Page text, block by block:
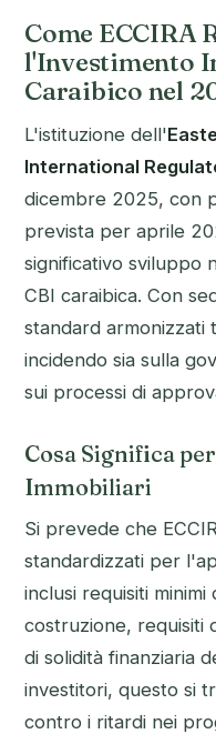
Come ECCIRA
l'Investimento
Caraibico nel
L'istituzione dell'
International
dicembre 2025, con
prevista per aprile
significativo sviluppo
CBI caraibica. Con
standard armonizzati
incidendo sia sulla
sui processi di
Cosa Significa
Immobiliari
Si prevede che
standardizzati per
inclusi requisiti
costruzione, requisiti
di solidità finanziaria
investitori, questo si
contro i ritardi nei